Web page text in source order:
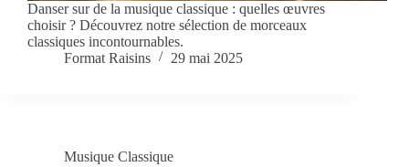
Danser sur de la musique classique : quelles œuvres
choisir ? Découvrez notre sélection de morceaux
classiques incontournables.
Format Raisins
29 mai 2025
Musique Classique